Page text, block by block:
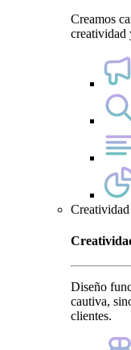
Creamos
creatividad
Diseño
cautiva,
clientes.